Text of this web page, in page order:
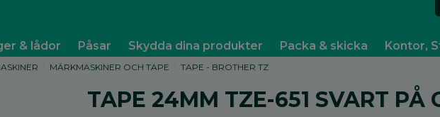
& lådor Påsar Skydda dina produkter Packa & skicka Kontor,
MÄRKMASKINER OCH TAPE TAPE - BROTHER TZ
TAPE 24MM TZE-651 SVART PÅ